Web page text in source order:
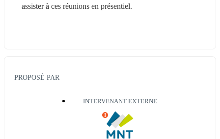
assister à ces réunions en présentiel.
PROPOSÉ PAR
INTERVENANT EXTERNE
I